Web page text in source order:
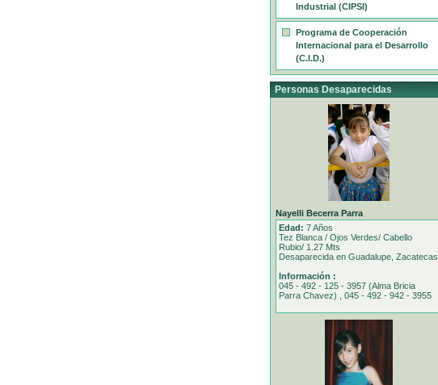
Industrial (CIPSI)
Programa de Cooperación
Internacional para el Desarrollo
(C.I.D.)
Personas Desaparecidas
Nayelli Becerra Parra
Edad: 7 Años
Tez Blanca / Ojos Verdes/ Cabello
Rubio/ 1.27 Mts
Desaparecida en Guadalupe, Zacatecas
Información :
045 - 492 - 125 - 3957 (Alma Bricia
Parra Chavez) , 045 - 492 - 942 - 3955